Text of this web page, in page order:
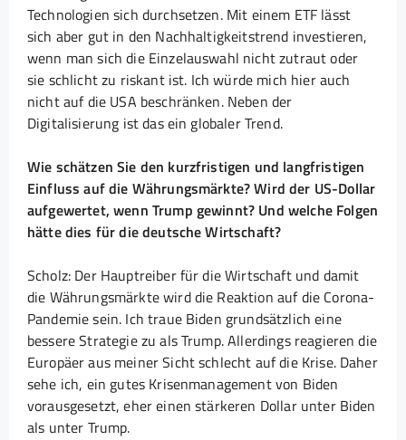
Technologien sich durchsetzen. Mit einem ETF lässt
sich aber gut in den Nachhaltigkeitstrend investieren,
wenn man sich die Einzelauswahl nicht zutraut oder
sie schlicht zu riskant ist. Ich würde mich hier auch
nicht auf die USA beschränken. Neben der
Digitalisierung ist das ein globaler Trend.
Wie schätzen Sie den kurzfristigen und langfristigen
Einfluss auf die Währungsmärkte? Wird der US-Dollar
aufgewertet, wenn Trump gewinnt? Und welche Folgen
hätte dies für die deutsche Wirtschaft?
Scholz: Der Hauptreiber für die Wirtschaft und damit
die Währungsmärkte wird die Reaktion auf die Corona-
Pandemie sein. Ich traue Biden grundsätzlich eine
bessere Strategie zu als Trump. Allerdings reagieren die
Europäer aus meiner Sicht schlecht auf die Krise. Daher
sehe ich, ein gutes Krisenmanagement von Biden
vorausgesetzt, eher einen stärkeren Dollar unter Biden
als unter Trump.